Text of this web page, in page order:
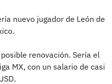
nuevo jugador de León de
renovación. Sería el
MX, con un salario de casi